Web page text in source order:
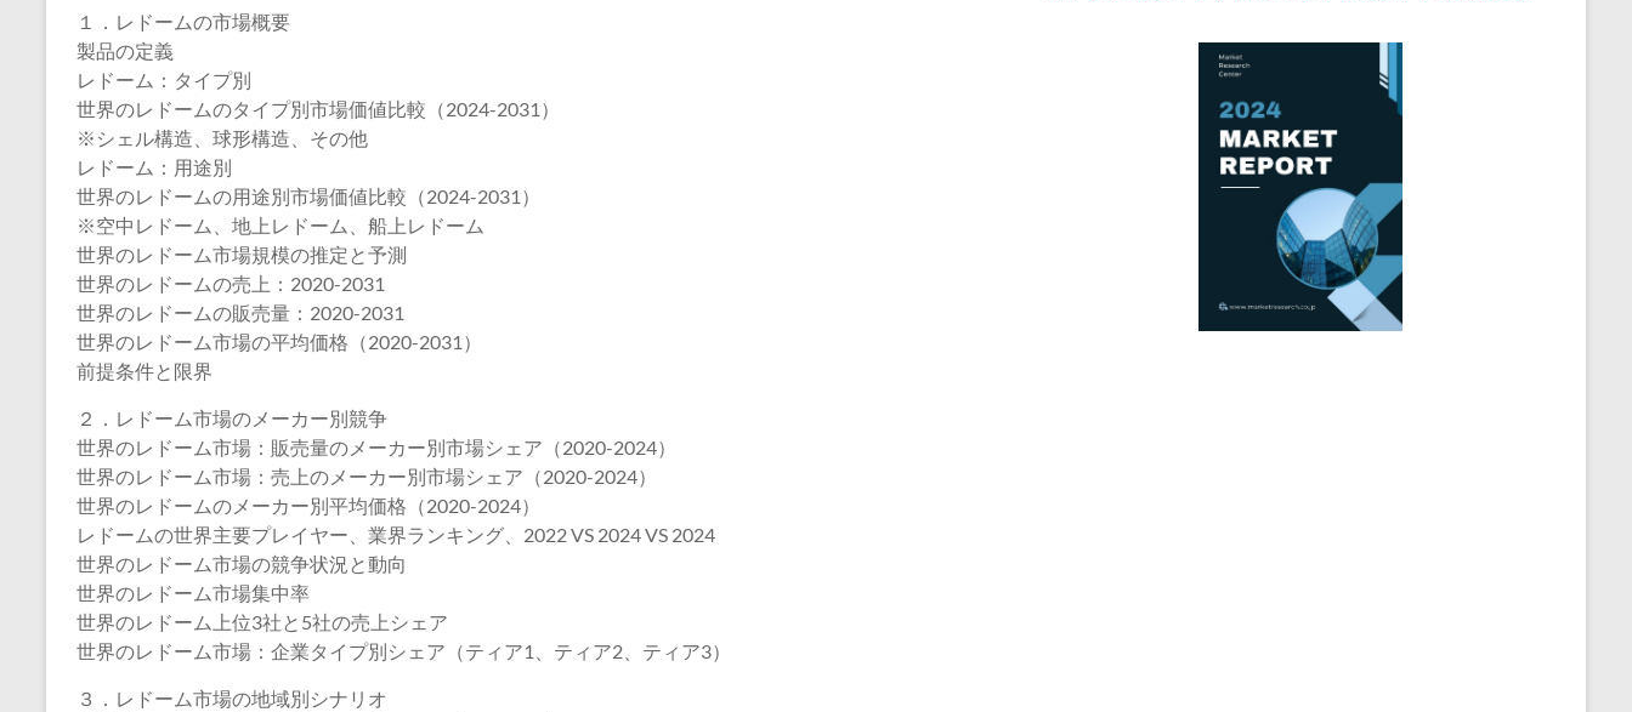
１．レドームの市場概要
製品の定義
レドーム：タイプ別
世界のレドームのタイプ別市場価値比較（2024-2031）
※シェル構造、球形構造、その他
レドーム：用途別
世界のレドームの用途別市場価値比較（2024-2031）
※空中レドーム、地上レドーム、船上レドーム
世界のレドーム市場規模の推定と予測
世界のレドームの売上：2020-2031
世界のレドームの販売量：2020-2031
世界のレドーム市場の平均価格（2020-2031）
前提条件と限界
２．レドーム市場のメーカー別競争
世界のレドーム市場：販売量のメーカー別市場シェア（2020-2024）
世界のレドーム市場：売上のメーカー別市場シェア（2020-2024）
世界のレドームのメーカー別平均価格（2020-2024）
レドームの世界主要プレイヤー、業界ランキング、2022 VS 2024 VS 2024
世界のレドーム市場の競争状況と動向
世界のレドーム市場集中率
世界のレドーム上位3社と5社の売上シェア
世界のレドーム市場：企業タイプ別シェア（ティア1、ティア2、ティア3）
３．レドーム市場の地域別シナリオ